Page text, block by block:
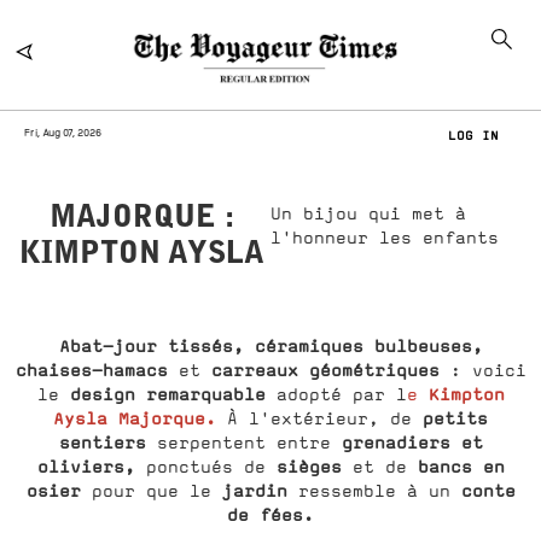
Fri, Aug 07, 2026 LOG IN
MAJORQUE :
KIMPTON AYSLA
Un bijou qui met à
l'honneur les enfants
Abat-jour tissés, céramiques bulbeuses,
chaises-hamacset carreaux géométriques: voici
le design remarquable adopté par l e Kimpton
Aysla Majorque.
À l'extérieur, de petits
sentiersserpentent entre grenadiers et
oliviers, ponctués de siègeset de bancs en
osierpour que le jardin ressemble à un conte
de fées.